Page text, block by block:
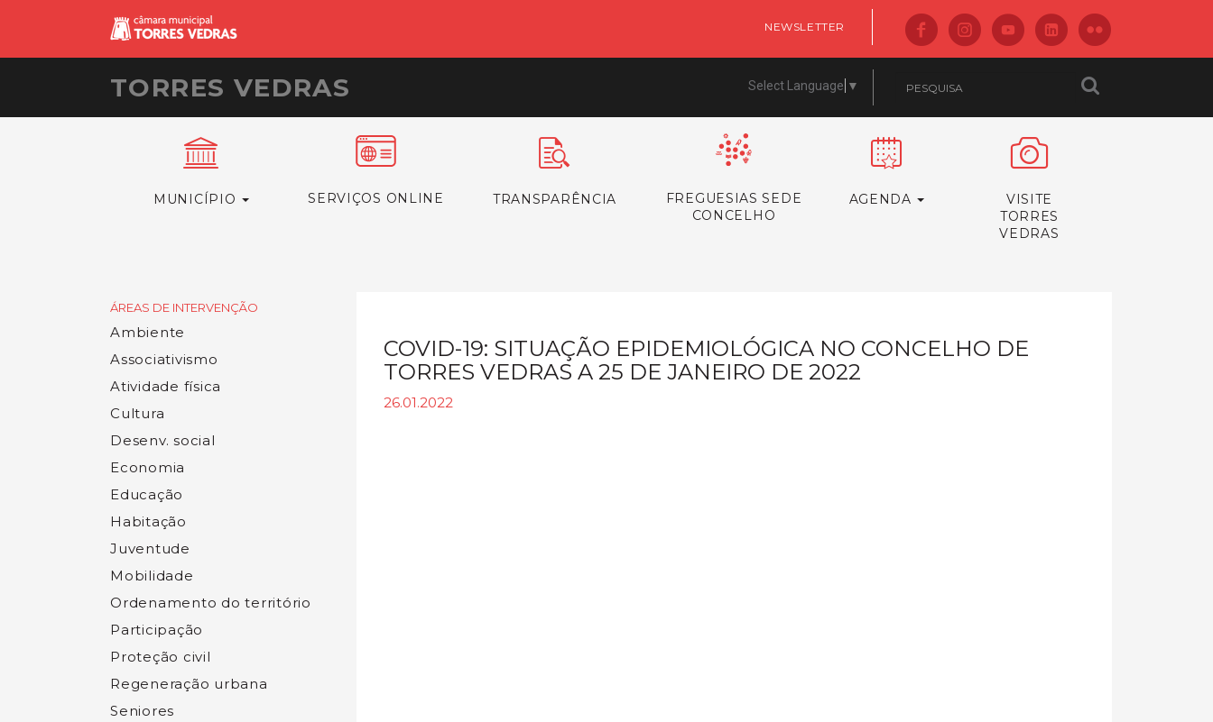
NEWSLETTER
TORRES VEDRAS Select Language ▼
MUNICÍPIO SERVIÇOS ONLINE TRANSPARÊNCIA
FREGUESIAS SEDE
CONCELHO
AGENDA
VISITE
TORRES
VEDRAS
ÁREAS DE INTERVENÇÃO
Ambiente
Associativismo
Atividade física
Cultura
Desenv. social
Economia
Educação
Habitação
Juventude
Mobilidade
Ordenamento do território
Participação
Proteção civil
Regeneração urbana
Seniores
COVID-19: SITUAÇÃO EPIDEMIOLÓGICA NO CONCELHO DE
TORRES VEDRAS A 25 DE JANEIRO DE 2022
26.01.2022